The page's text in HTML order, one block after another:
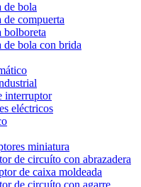
de bola
compuerta
bolboreta
bola con brida
interruptor
eléctricos
miniatura
de circuíto con abrazadera
de caixa moldeada
de circuíto con agarre